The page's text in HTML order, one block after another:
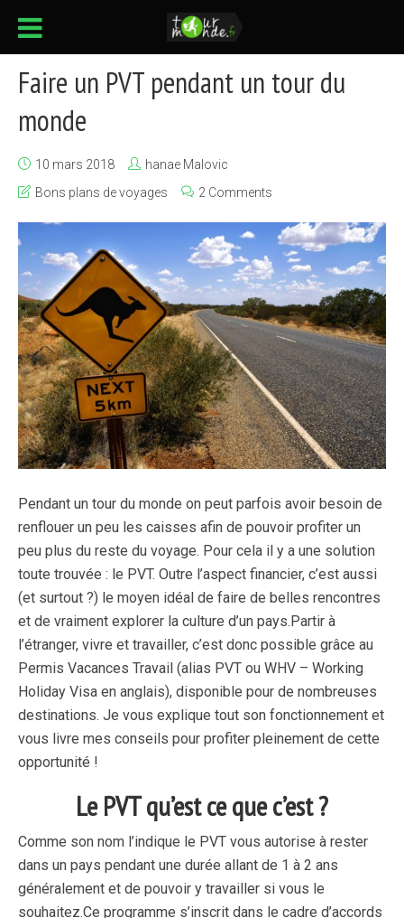
Faire un PVT pendant un tour du
monde
10 mars 2018
hanae Malovic
Bons plans de voyages
2 Comments
Pendant un tour du monde on peut parfois avoir besoin de
renflouer un peu les caisses afin de pouvoir profiter un
peu plus du reste du voyage. Pour cela il y a une solution
toute trouvée : le PVT. Outre l’aspect financier, c’est aussi
(et surtout ?) le moyen idéal de faire de belles rencontres
et de vraiment explorer la culture d’un pays.Partir à
l’étranger, vivre et travailler, c’est donc possible grâce au
Permis Vacances Travail (alias PVT ou WHV – Working
Holiday Visa en anglais), disponible pour de nombreuses
destinations. Je vous explique tout son fonctionnement et
vous livre mes conseils pour profiter pleinement de cette
opportunité !
Le PVT qu’est ce que c’est ?
Comme son nom l’indique le PVT vous autorise à rester
dans un pays pendant une durée allant de 1 à 2 ans
généralement et de pouvoir y travailler si vous le
souhaitez.Ce programme s’inscrit dans le cadre d’accords